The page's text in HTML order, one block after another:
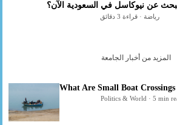
عن نيوكاسل في السعودية الآن؟
رياضة · قراءة 3 دقائق
المزيد من أخبار الجامعة
What Are Small Boat Crossings
Politics & World · 5 min